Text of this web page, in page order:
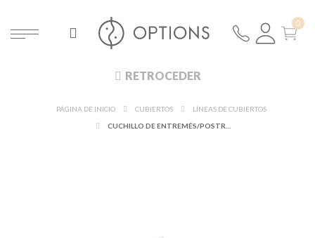
RETROCEDER
PÁGINA DE INICIO CUBIERTOS
LÍNEAS DE CUBIERTOS